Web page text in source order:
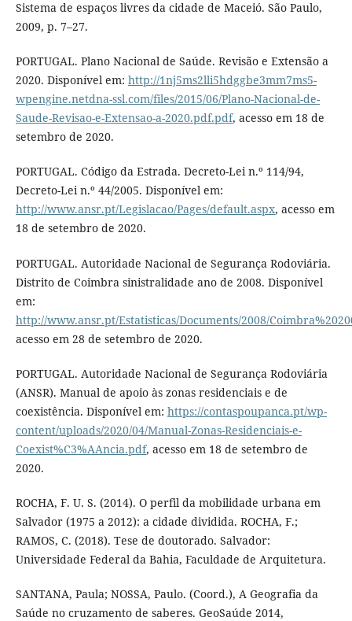
Sistema de espaços livres da cidade de Maceió. São Paulo,
2009, p. 7–27.
PORTUGAL. Plano Nacional de Saúde. Revisão e Extensão a
2020. Disponível em: http://1nj5ms2lli5hdggbe3mm7ms5-
wpengine.netdna-ssl.com/files/2015/06/Plano-Nacional-de-
Saude-Revisao-e-Extensao-a-2020.pdf.pdf, acesso em 18 de
setembro de 2020.
PORTUGAL. Código da Estrada. Decreto-Lei n.º 114/94,
Decreto-Lei n.º 44/2005. Disponível em:
http://www.ansr.pt/Legislacao/Pages/default.aspx, acesso em
18 de setembro de 2020.
PORTUGAL. Autoridade Nacional de Segurança Rodoviária.
Distrito de Coimbra sinistralidade ano de 2008. Disponível
em:
http://www.ansr.pt/Estatisticas/Documents/2008/
acesso em 28 de setembro de 2020.
PORTUGAL. Autoridade Nacional de Segurança Rodoviária
(ANSR). Manual de apoio às zonas residenciais e de
coexistência. Disponível em: https://contaspoupanca.pt/wp-
content/uploads/2020/04/Manual-Zonas-Residenciais-e-
Coexist%C3%AAncia.pdf, acesso em 18 de setembro de
2020.
ROCHA, F. U. S. (2014). O perfil da mobilidade urbana em
Salvador (1975 a 2012): a cidade dividida. ROCHA, F.;
RAMOS, C. (2018). Tese de doutorado. Salvador:
Universidade Federal da Bahia, Faculdade de Arquitetura.
SANTANA, Paula; NOSSA, Paulo. (Coord.), A Geografia da
Saúde no cruzamento de saberes. GeoSaúde 2014,